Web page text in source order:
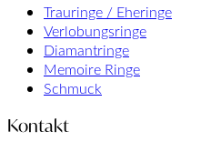
Trauringe / Eheringe
Verlobungsringe
Diamantringe
Memoire Ringe
Schmuck
Kontakt